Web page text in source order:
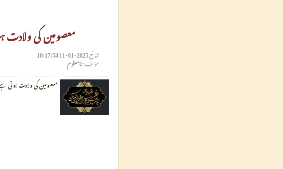
معصومین کی ولادت
شائع2025-01-11 10:17:54
مؤلف:نامعلوم
معصومین کی ولادت ہوتی